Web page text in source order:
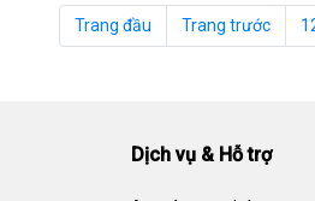
Trang đầu Trang trước
Dịch vụ & Hỗ trợ